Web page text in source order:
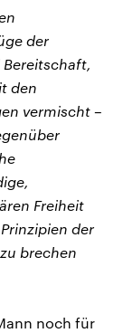
der
den
vermischt –
Freiheit
der
brechen
noch für